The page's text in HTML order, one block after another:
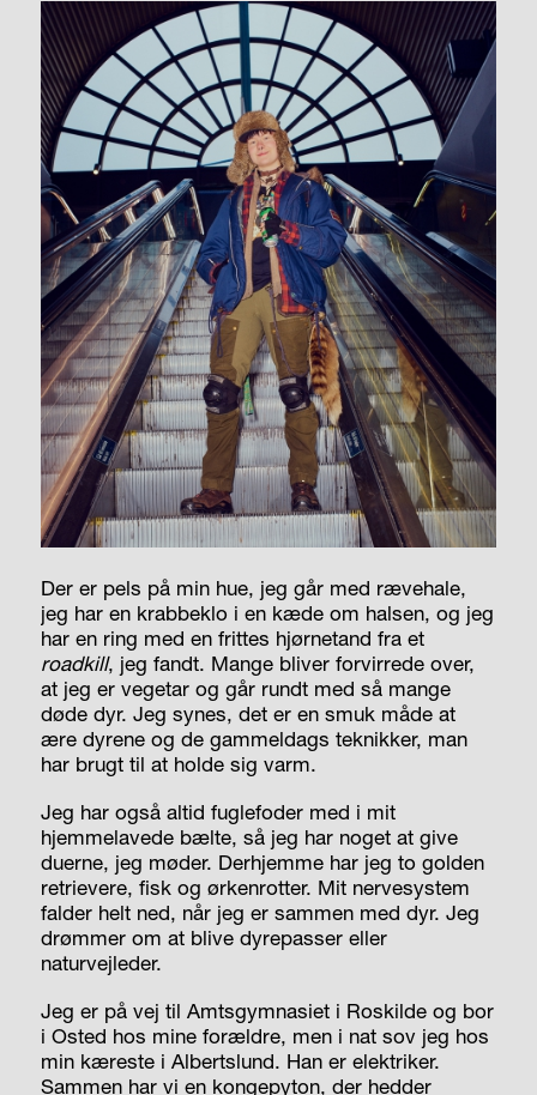
Der er pels på min hue, jeg går med rævehale,
jeg har en krabbeklo i en kæde om halsen, og jeg
har en ring med en frittes hjørnetand fra et
roadkill, jeg fandt. Mange bliver forvirrede over,
at jeg er vegetar og går rundt med så mange
døde dyr. Jeg synes, det er en smuk måde at
ære dyrene og de gammeldags teknikker, man
har brugt til at holde sig varm.
Jeg har også altid fuglefoder med i mit
hjemmelavede bælte, så jeg har noget at give
duerne, jeg møder. Derhjemme har jeg to golden
retrievere, fisk og ørkenrotter. Mit nervesystem
falder helt ned, når jeg er sammen med dyr. Jeg
drømmer om at blive dyrepasser eller
naturvejleder.
Jeg er på vej til Amtsgymnasiet i Roskilde og bor
i Osted hos mine forældre, men i nat sov jeg hos
min kæreste i Albertslund. Han er elektriker.
Sammen har vi en kongepyton, der hedder